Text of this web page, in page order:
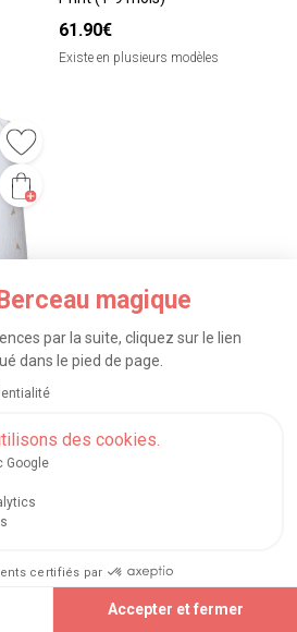
magique
par la suite, cliquez sur le lien
dans le pied de page.
des cookies.
Google
certifiés par
Accepter et fermer
61.90€
Existe en plusieurs modèles
vu60articles sur 309